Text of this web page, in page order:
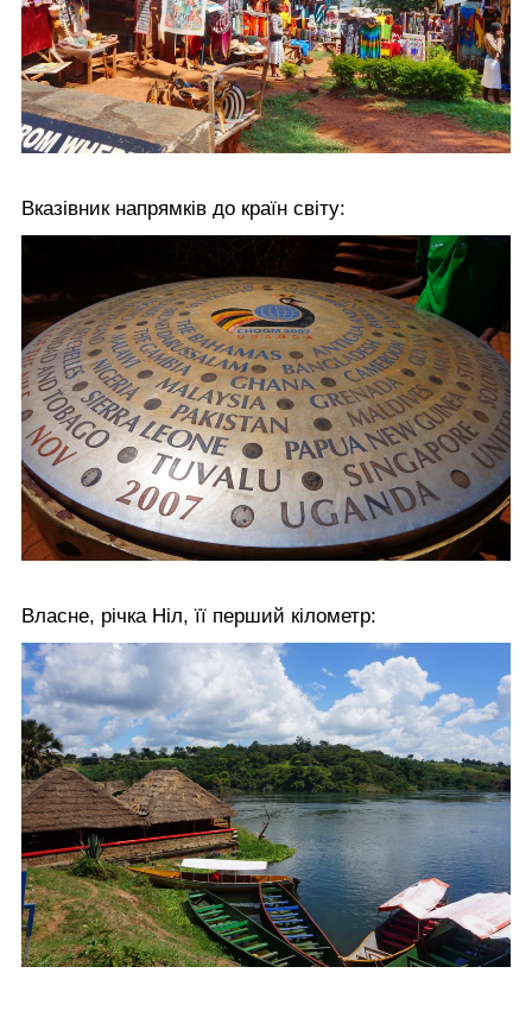
Вказівник напрямків до країн світу:
Власне, річка Ніл, її перший кілометр: